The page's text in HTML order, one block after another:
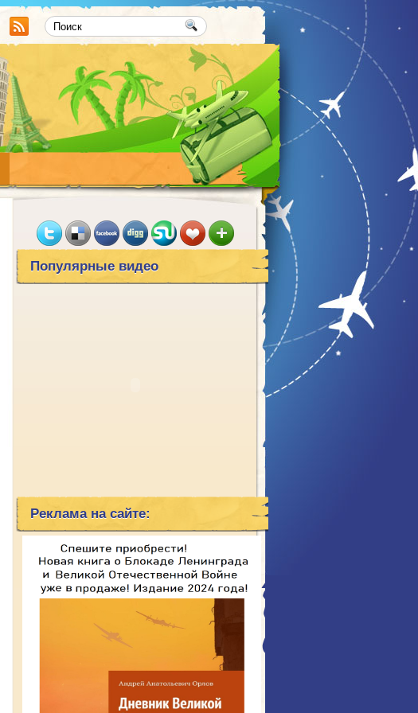
Популярные видео
Реклама на сайте: